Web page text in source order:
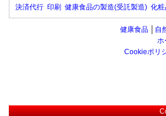
決済代行 印刷 健康食品の製造(受託製造) 化
健康食品 自
ホ
Cookieポリ